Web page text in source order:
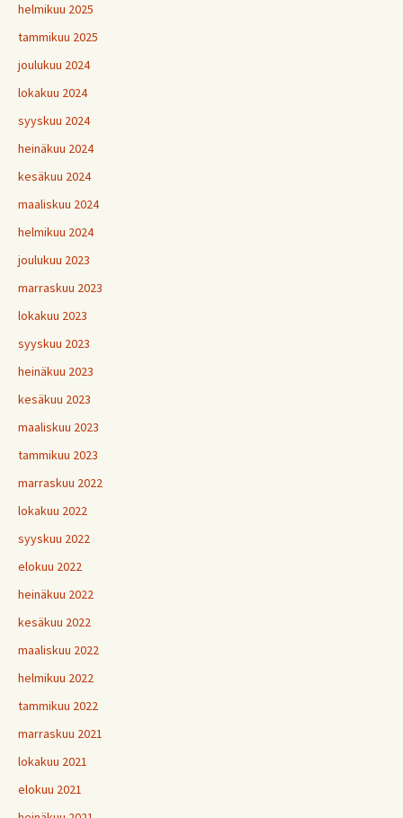
helmikuu 2025
tammikuu 2025
joulukuu 2024
lokakuu 2024
syyskuu 2024
heinäkuu 2024
kesäkuu 2024
maaliskuu 2024
helmikuu 2024
joulukuu 2023
marraskuu 2023
lokakuu 2023
syyskuu 2023
heinäkuu 2023
kesäkuu 2023
maaliskuu 2023
tammikuu 2023
marraskuu 2022
lokakuu 2022
syyskuu 2022
elokuu 2022
heinäkuu 2022
kesäkuu 2022
maaliskuu 2022
helmikuu 2022
tammikuu 2022
marraskuu 2021
lokakuu 2021
elokuu 2021